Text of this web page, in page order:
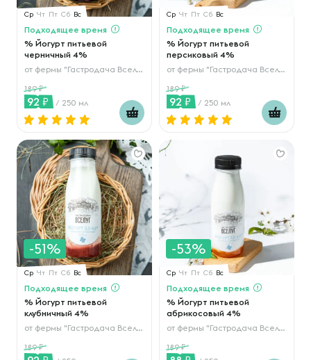
Ср Чт Пт Сб Вс
Подходящее время
% Йогурт питьевой
черничный 4%
от фермы "Гастродача Вселуг"
189
92 / 250 мл
Ср Чт Пт Сб Вс
Подходящее время
% Йогурт питьевой
персиковый 4%
от фермы "Гастродача Вселуг"
189
92 / 250 мл
-51%
Ср Чт Пт Сб Вс
Подходящее время
% Йогурт питьевой
клубничный 4%
от фермы "Гастродача Вселуг"
189
-53%
Ср Чт Пт Сб Вс
Подходящее время
% Йогурт питьевой
абрикосовый 4%
от фермы "Гастродача Вселуг"
189